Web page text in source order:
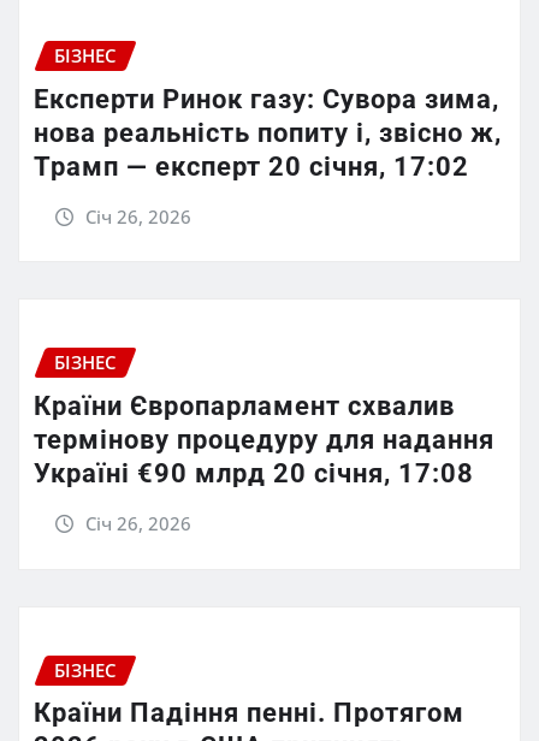
БІЗНЕС
Експерти Ринок газу: Сувора зима,
нова реальність попиту і, звісно ж,
Трамп — експерт 20 січня, 17:02
Січ 26, 2026
БІЗНЕС
Країни Європарламент схвалив
термінову процедуру для надання
Україні €90 млрд 20 січня, 17:08
Січ 26, 2026
БІЗНЕС
Країни Падіння пенні. Протягом